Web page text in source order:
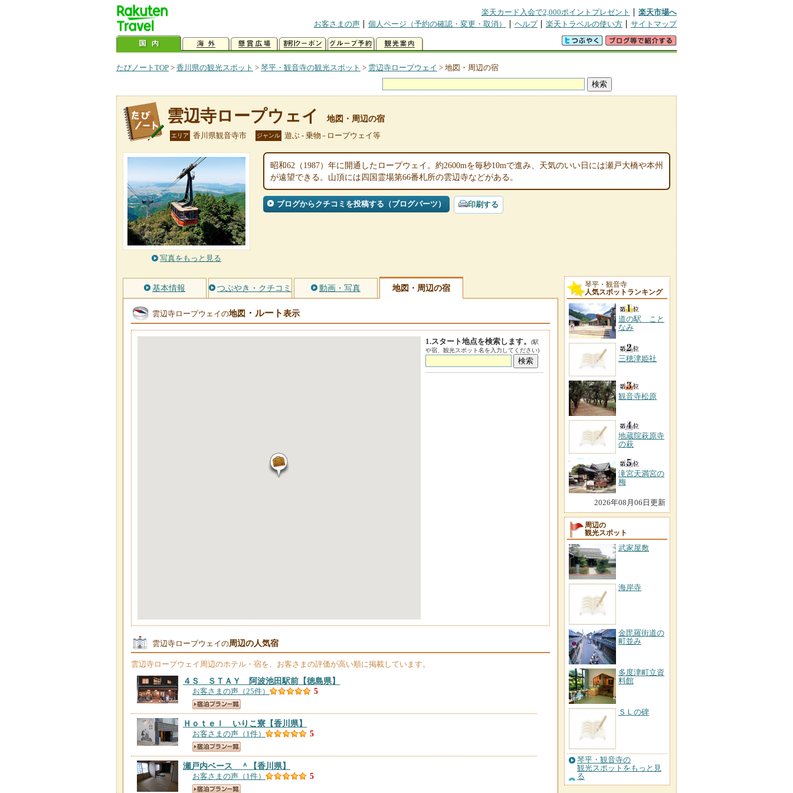
楽天カード入会で2,000ポイントプレゼント
楽天市場へ
お客さまの声
個人ページ（予約の確認・変更・取消） ヘルプ 楽天トラベルの使い方 サイトマップ
たびノートTOP > 香川県の観光スポット > 琴平・観音寺の観光スポット > 雲辺寺ロープウェイ > 地図・周辺の宿
雲辺寺ロープウェイ 地図・周辺の宿
エリア 香川県観音寺市 ジャンル 遊ぶ - 乗物 - ロープウェイ等
写真をもっと見る
昭和62（1987）年に開通したロープウェイ。約2600mを毎秒10mで進み、天気のいい日には瀬戸大橋や本州
が遠望できる。山頂には四国霊場第66番札所の雲辺寺などがある。
ブログからクチコミを投稿する（ブログパーツ） 印刷する
基本情報 つぶやき・クチコミ 動画・写真 地図・周辺の宿
雲辺寺ロープウェイの地図 ・ルート表示
1.スタート地点を検索します。
(駅
や宿、観光スポット名を入力してください)
雲辺寺ロープウェイの周辺の人気宿
雲辺寺ロープウェイ 周辺のホテル・宿を、お客さまの評価が高い順に掲載しています。
４Ｓ ＳＴＡＹ 阿波池田駅前 【徳島県】
お客さまの声（25件） 5
Ｈｏｔｅｌ いりこ寮 【香川県】
お客さまの声（1件） 5
瀬戸内ベース ＾ 【香川県】
お客さまの声（1件） 5
琴平・観音寺
人気スポットランキング
道の駅 こと
なみ
三穂津姫社
観音寺松原
地蔵院萩原寺
の萩
滝宮天満宮の
梅
2026年08月06日更新
周辺の
観光スポット
武家屋敷
海岸寺
金毘羅街道の
町並み
多度津町立資
料館
ＳＬの碑
琴平・観音寺の
観光スポットをもっと見
る